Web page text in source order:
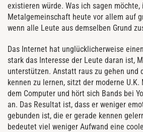
existieren würde. Was ich sagen möchte,
Metalgemeinschaft heute vor allem auf
wenn alle Leute aus demselben Grund
Das Internet hat unglücklicherweise
stark das Interesse der Leute daran ist,
unterstützen. Anstatt raus zu gehen und
kennen zu lernen, sitzt der moderne
dem Computer und hört sich Bands bei
an. Das Resultat ist, dass er weniger
gebunden ist, die er gerade kennen
bedeutet viel weniger Aufwand eine